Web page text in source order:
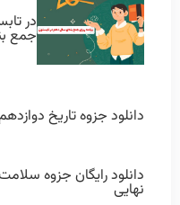
در
جمع
دانلود جزوه تاریخ
دانلود رایگان جزوه
نهایی